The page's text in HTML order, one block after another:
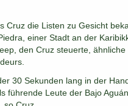
Cruz die Listen zu Gesicht
einer Stadt an der
den Cruz steuerte, ähnliche
30 Sekunden lang in der
führende Leute der Bajo